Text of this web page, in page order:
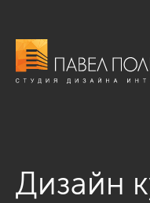
Дизайн